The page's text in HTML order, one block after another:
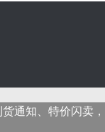
通知、特价闪卖，